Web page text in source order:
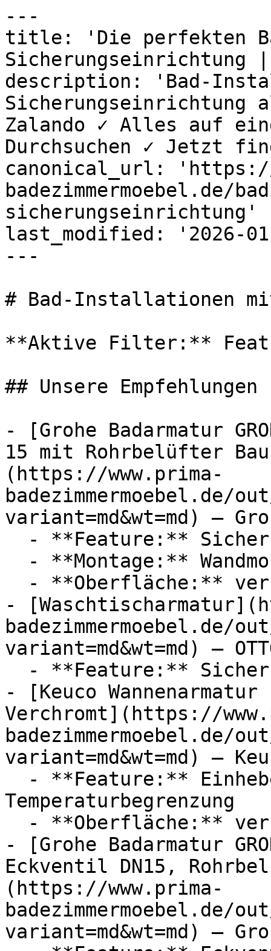
---
title: 'Die perfekten
Sicherungseinrichtung
description: 'Bad-
Sicherungseinrichtung
Zalando ✓ Alles auf
Durchsuchen ✓ Jetzt
canonical_url: 'https://
sicherungseinrichtung'
last_modified: '2026-
---
# Bad-Installationen
**Aktive Filter:**
## Unsere Empfehlungen
- [Grohe Badarmatur
15 mit Rohrbelüfter
(https://www.prima-
badezimmermoebel.de/
variant=md&wt=md) —
-
badezimmermoebel.de/
variant=md&wt=md) —
- [Keuco
Verchromt](https://
badezimmermoebel.de/
variant=md&wt=md) —
Temperaturbegrenzung
- [Grohe Badarmatur
Eckventil DN15,
(https://www.prima-
badezimmermoebel.de/
variant=md&wt=md) —